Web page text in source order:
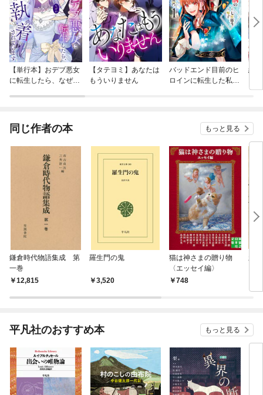
【単行本】おデブ悪女
に転生したら、なぜか
【タテヨミ】あなたは
もういりません
バッドエンド目前のヒ
ロインに転生した私、
結
同じ作者の本 もっと見る
鎌倉時代物語集成 第
一巻
12,815
羅生門の鬼
3,520
猫は神さまの贈り物
〈エッセイ編〉
748
新
平凡社のおすすめ本 もっと見る